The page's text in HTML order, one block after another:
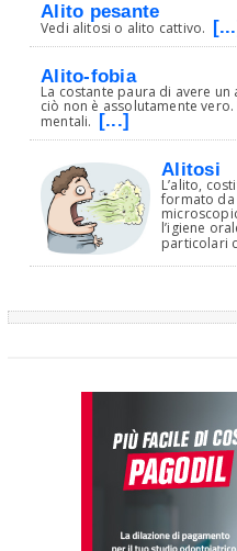
Alito pesante
Vedi alitosi o alito cattivo.
Alito-fobia
La costante paura di avere
ciò non è assolutamente
mentali.
[...]
Alitosi
L’alito,
formato da
l’igiene
particolari